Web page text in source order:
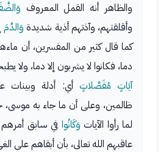
والظاهر أنه القمل المعروف
وأقلقتهم، وآذتهم أذية شديدة وَالدَّمَ
كما قال كثير من المفسرين، أن
دما، فكانوا لا يشربون إلا دما، ولا
آيَاتٍ مُفَصَّلاتٍ أي: أدلة وبينات
ظالمين، وعلى أن ما جاء به
لما رأوا الآيات وَكَانُوا في سابق أمرهم
عاقبهم الله تعالى، بأن أبقاهم على